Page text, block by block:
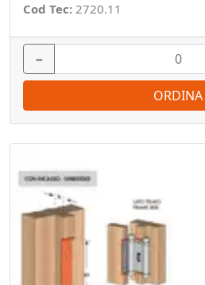
Cod Tec: 2720.11
−
ORDINA